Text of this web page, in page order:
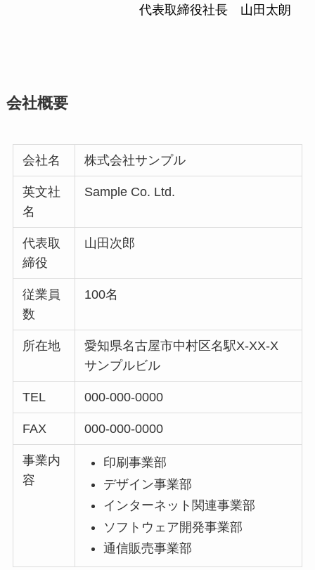
代表取締役社長 山田太朗
会社概要
会社名 株式会社サンプル
英文社
名
Sample Co. Ltd.
代表取
締役
山田次郎
従業員
数
100名
所在地
愛知県名古屋市中村区名駅X-XX-X
サンプルビル
TEL 000-000-0000
FAX 000-000-0000
事業内
容
印刷事業部
デザイン事業部
インターネット関連事業部
ソフトウェア開発事業部
通信販売事業部